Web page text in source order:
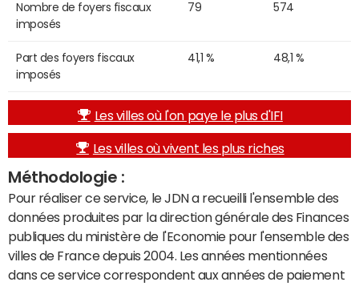
Nombre de foyers fiscaux
imposés
79 574
Part des foyers fiscaux
imposés
41,1 % 48,1 %
Les villes où l'on paye le plus d'IFI
Les villes où vivent les plus riches
Méthodologie :
Pour réaliser ce service, le JDN a recueilli l'ensemble des
données produites par la direction générale des Finances
publiques du ministère de l'Economie pour l'ensemble des
villes de France depuis 2004. Les années mentionnées
dans ce service correspondent aux années de paiement